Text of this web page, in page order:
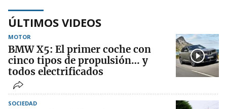
ÚLTIMOS VIDEOS
MOTOR
BMW X5: El primer coche con
cinco tipos de propulsión… y
todos electrificados
SOCIEDAD